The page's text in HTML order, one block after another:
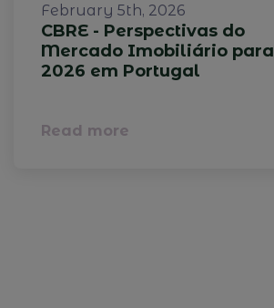
February 5th, 2026
CBRE - Perspectivas do
Mercado Imobiliário para
2026 em Portugal
Read more